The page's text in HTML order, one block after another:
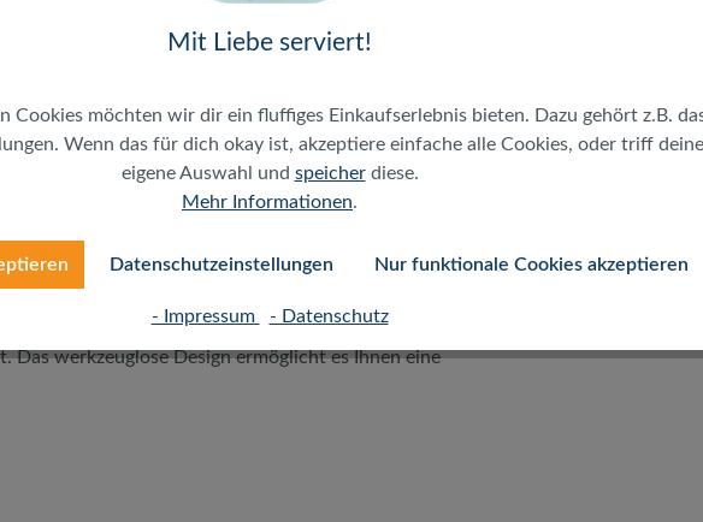
2,5" SATA I/II/III HDD/SSD bis zu 16 TB Festplatten. Der
3.0 Schnittstelle. USB ist die Abkürzung für Universal
5 Gbit/s. Der Anschluss ist kinderleicht und das Gerät
werkzeuglose Design ermöglicht es Ihnen eine
Mit Liebe serviert!
Cookies möchten wir dir ein fluffiges Einkaufserlebnis bieten. Dazu gehört z.B.
Wenn das für dich okay ist, akzeptiere einfache alle Cookies, oder triff deine
eigene Auswahl und speicherdiese.
Mehr Informationen.
Datenschutzeinstellungen Nur funktionale Cookies akzeptieren
- Impressum - Datenschutz